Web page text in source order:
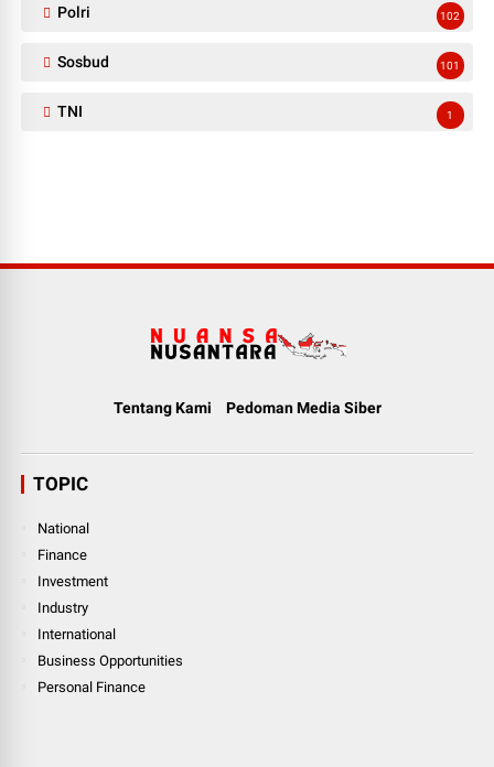
Polri 102
Sosbud 101
TNI 1
Tentang Kami Pedoman Media Siber
TOPIC
National
Finance
Investment
Industry
International
Business Opportunities
Personal Finance